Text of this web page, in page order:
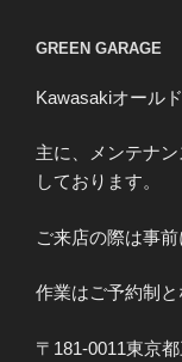
失”
ペ
ジ
送
り
GREEN GARAGE
Kawasakiオール
主に、メンテナ
しております。
ご来店の際は事前
作業はご予約制と
〒181-0011東京